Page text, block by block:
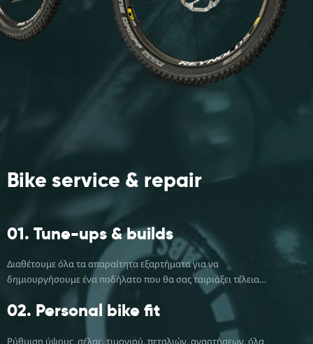
Bike service & repair
01. Tune-ups & builds
Διαθέτουμε όλα τα απαραίτητα εξαρτήματα για να
δημιουργήσουμε ένα ποδήλατο που θα σας ταιριάξει τέλεια…
02. Personal bike fit
Ρύθμιση ύψους, σέλας, τιμονιού, πεταλιών, αναρτήσεων, όλα